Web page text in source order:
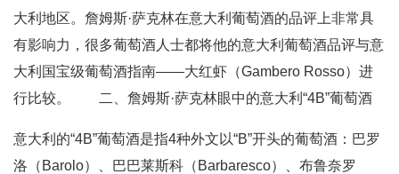
大利地区。詹姆斯·萨克林在意大利葡萄酒的品评上非常具
有影响力，很多葡萄酒人士都将他的意大利葡萄酒品评与意
大利国宝级葡萄酒指南——大红虾（Gambero Rosso）进
行比较。 二、詹姆斯·萨克林眼中的意大利“4B”葡萄酒
意大利的“4B”葡萄酒是指4种外文以“B”开头的葡萄酒：巴罗
洛（Barolo）、巴巴莱斯科（Barbaresco）、布鲁奈罗